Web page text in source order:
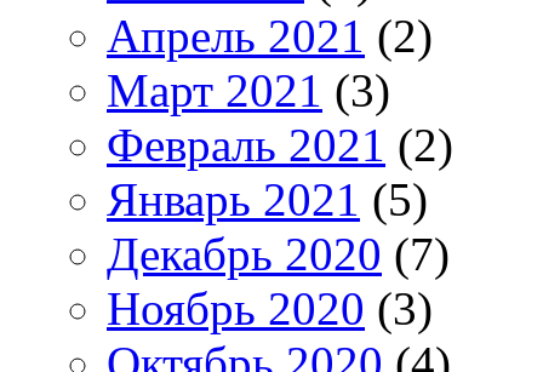
Апрель 2021 (2)
Март 2021 (3)
Февраль 2021 (2)
Январь 2021 (5)
Декабрь 2020 (7)
Ноябрь 2020 (3)